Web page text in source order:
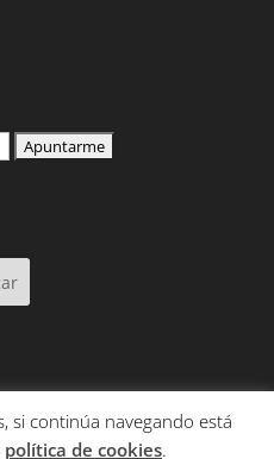
CONTENIDO
si continúa navegando está
política de cookies.